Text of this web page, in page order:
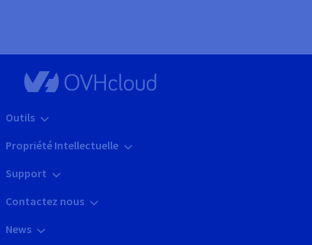
Outils
Propriété Intellectuelle
Support
Contactez nous
News